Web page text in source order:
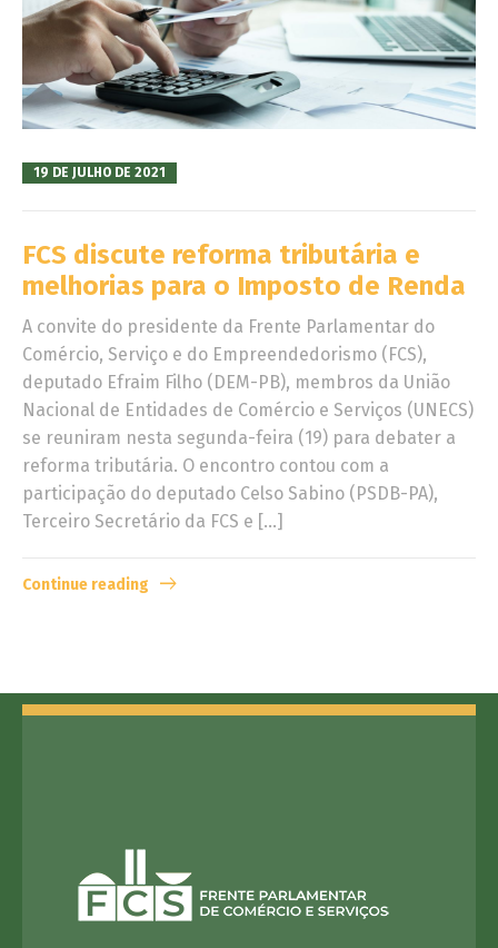
19 DE JULHO DE 2021
FCS discute reforma tributária e
melhorias para o Imposto de Renda
A convite do presidente da Frente Parlamentar do
Comércio, Serviço e do Empreendedorismo (FCS),
deputado Efraim Filho (DEM-PB), membros da União
Nacional de Entidades de Comércio e Serviços (UNECS)
se reuniram nesta segunda-feira (19) para debater a
reforma tributária. O encontro contou com a
participação do deputado Celso Sabino (PSDB-PA),
Terceiro Secretário da FCS e […]
Continue reading